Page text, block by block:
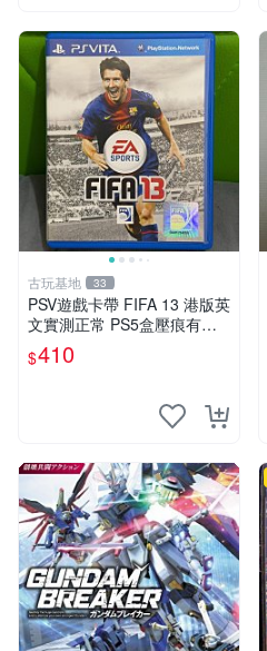
古玩基地 33
PSV遊戲卡帶 FIFA 13 港版英
文實測正常 PS5盒壓痕有圖
可驗收 FIFA 13 PSV 港版 游
玩無問題 PSV FIFA 13 港版
$410